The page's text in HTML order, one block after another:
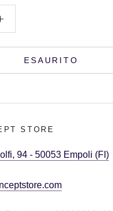
ESAURITO
STORE
94 - 50053 Empoli (FI)